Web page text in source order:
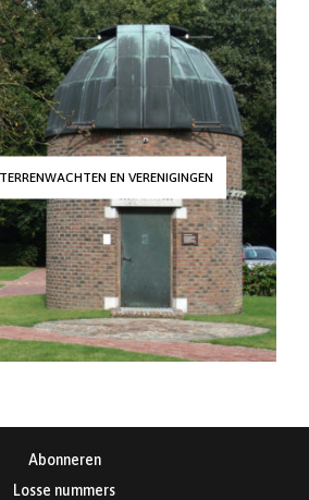
EN VERENIGINGEN
Abonneren
Losse nummers